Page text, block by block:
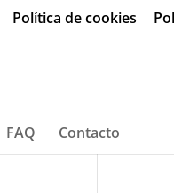
Política de cookies
FAQ Contacto